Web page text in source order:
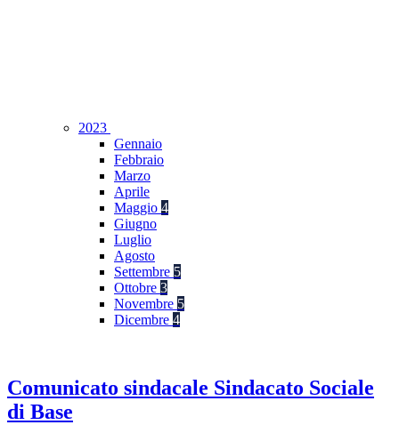
2023
Gennaio
Febbraio
Marzo
Aprile
Maggio 4
Giugno
Luglio
Agosto
Settembre 5
Ottobre 3
Novembre 5
Dicembre 4
Comunicato sindacale Sindacato Sociale
di Base